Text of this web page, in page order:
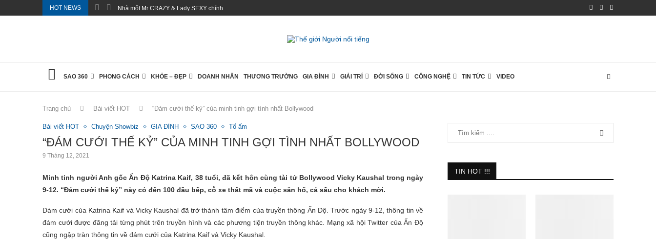
HOT NEWS Nhà mốt Mr CRAZY & Lady SEXY chính...
SAO 360 PHONG CÁCH KHỎE – ĐẸP DOANH NHÂN THƯƠNG TRƯỜNG GIA ĐÌNH GIẢI TRÍ ĐỜI SỐNG CÔNG NGHỆ TIN TỨC VIDEO
Trang chủ Bài viết HOT “Đám cưới thế kỷ” của minh tinh gợi tình nhất Bollywood
Bài viết HOT Chuyện Showbiz GIA ĐÌNH SAO 360 Tổ ấm
“ĐÁM CƯỚI THẾ KỶ” CỦA MINH TINH GỢI TÌNH NHẤT BOLLYWOOD
9 Tháng 12, 2021
Minh tinh người Anh gốc Ấn Độ Katrina Kaif, 38 tuổi, đã kết hôn cùng tài tử Bollywood Vicky Kaushal trong ngày
9-12. “Đám cưới thế kỷ” này có đến 100 đầu bếp, cỗ xe thất mã và cuộc săn hổ, cá sấu cho khách mời.
Đám cưới của Katrina Kaif và Vicky Kaushal đã trở thành tâm điểm của truyền thông Ấn Độ. Trước ngày 9-12, thông tin về
đám cưới được đăng tải từng phút trên truyền hình và các phương tiện truyền thông khác. Mạng xã hội Twitter của Ấn Độ
cũng ngập tràn thông tin về đám cưới của Katrina Kaif và Vicky Kaushal.
TIN HOT !!!